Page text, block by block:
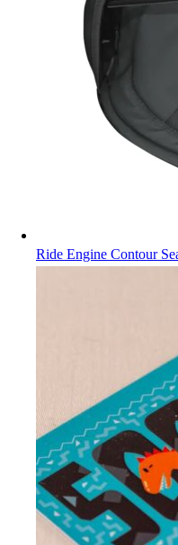
Ride Engine Contour